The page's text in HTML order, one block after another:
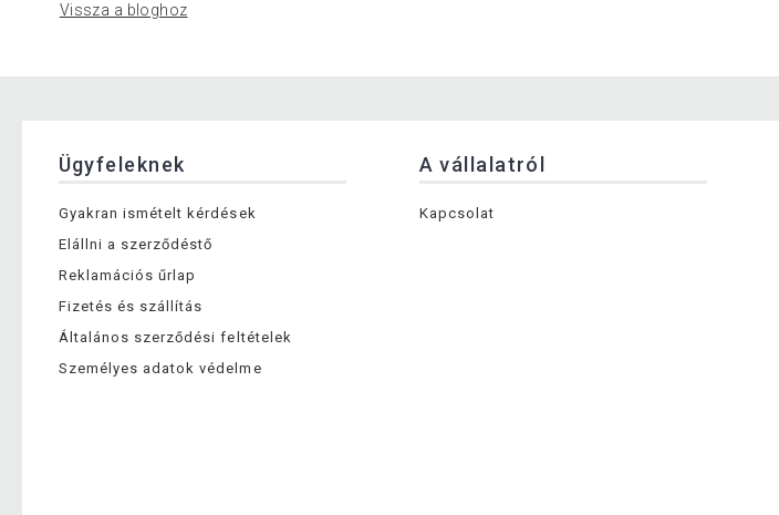
Vissza a bloghoz
Ügyfeleknek
Gyakran ismételt kérdések
Elállni a szerződéstő
Reklamációs űrlap
Fizetés és szállítás
Általános szerződési feltételek
Személyes adatok védelme
A vállalatról
Kapcsolat